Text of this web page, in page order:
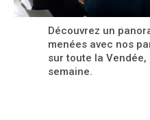
Découvrez un
menées avec nos
sur toute la
semaine.